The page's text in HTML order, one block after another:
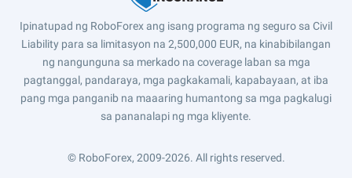
Ipinatupad ng RoboForex ang isang programa ng seguro sa Civil
Liability para sa limitasyon na 2,500,000 EUR, na kinabibilangan
ng nangunguna sa merkado na coverage laban sa mga
pagtanggal, pandaraya, mga pagkakamali, kapabayaan, at iba
pang mga panganib na maaaring humantong sa mga pagkalugi
sa pananalapi ng mga kliyente.
© RoboForex, 2009-2026. All rights reserved.